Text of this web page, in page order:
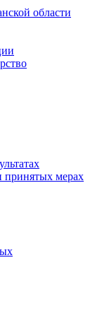
области
принятых мерах